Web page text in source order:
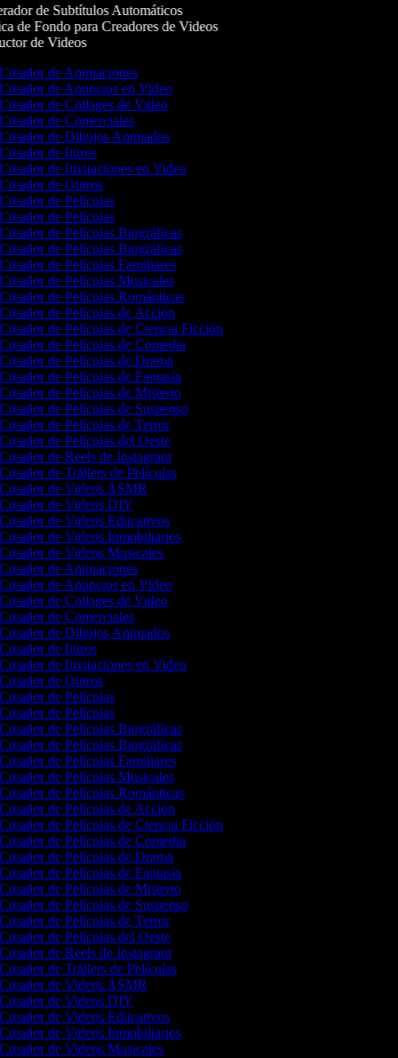
de Subtítulos Automáticos
de Fondo para Creadores de Videos
de Videos
de Animaciones
de Anuncios en Video
de Collages de Video
de Comerciales
de Dibujos Animados
de Intros
de Invitaciones en Video
de Outros
de Películas
de Películas
de Películas Biográficas
de Películas Biográficas
de Películas Familiares
de Películas Musicales
de Películas Románticas
de Películas de Acción
de Películas de Ciencia Ficción
de Películas de Comedia
de Películas de Drama
de Películas de Fantasía
de Películas de Misterio
de Películas de Suspenso
de Películas de Terror
de Películas del Oeste
de Reels de Instagram
de Tráilers de Películas
de Videos ASMR
de Videos DIY
de Videos Educativos
de Videos Inmobiliarios
de Videos Musicales
de Animaciones
de Anuncios en Video
de Collages de Video
de Comerciales
de Dibujos Animados
de Intros
de Invitaciones en Video
de Outros
de Películas
de Películas
de Películas Biográficas
de Películas Biográficas
de Películas Familiares
de Películas Musicales
de Películas Románticas
de Películas de Acción
de Películas de Ciencia Ficción
de Películas de Comedia
de Películas de Drama
de Películas de Fantasía
de Películas de Misterio
de Películas de Suspenso
de Películas de Terror
de Películas del Oeste
de Reels de Instagram
de Tráilers de Películas
de Videos ASMR
de Videos DIY
de Videos Educativos
de Videos Inmobiliarios
de Videos Musicales